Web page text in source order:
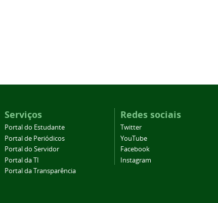
Serviços
Portal do Estudante
Portal de Periódicos
Portal do Servidor
Portal da TI
Portal da Transparência
Redes sociais
Twitter
YouTube
Facebook
Instagram